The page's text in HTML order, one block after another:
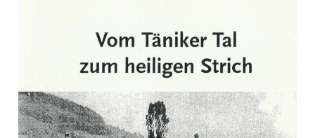
E-
Paper